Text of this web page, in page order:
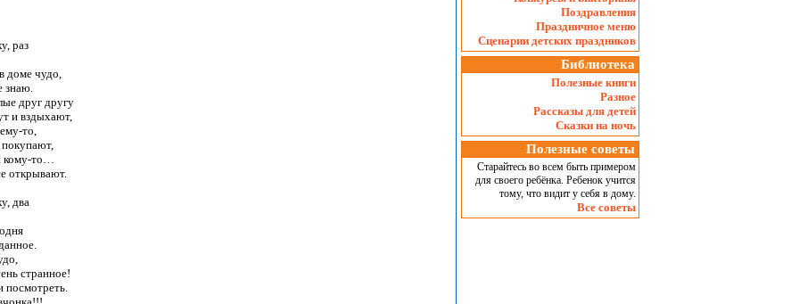
Поздравления
Праздничное меню
Сценарии детских праздников
Библиотека
Полезные книги
Разное
Рассказы для детей
Сказки на ночь
Полезные советы
Старайтесь во всем быть примером
для своего ребёнка. Ребенок учится
тому, что видит у себя в дому.
Все советы